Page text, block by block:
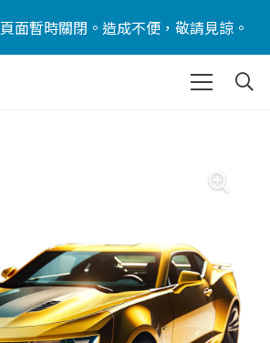
面暫時關閉。造成不便，敬請見諒。